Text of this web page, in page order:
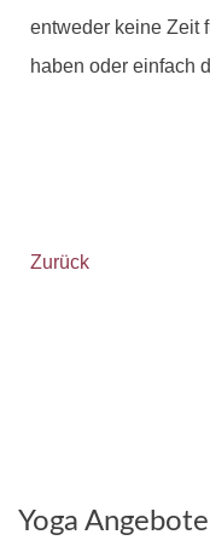
entweder keine Zeit
haben oder einfach
Zurück
Yoga Angebote